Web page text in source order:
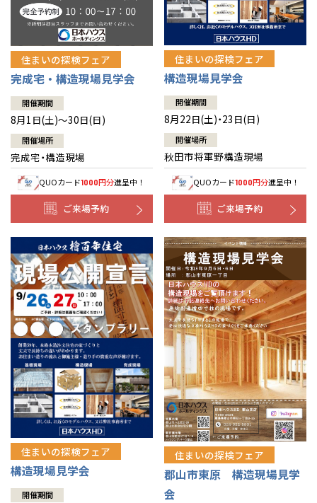
住まいの探検フェア
完成宅・構造現場見学会
開催期間
8月1日(土)～30日(日)
開催場所
完成宅・構造現場
QUOカード1000円分進呈中！
ご来場予約
住まいの探検フェア
構造現場見学会
開催期間
8月22日(土)・23日(日)
開催場所
秋田市将軍野構造現場
QUOカード1000円分進呈中！
ご来場予約
住まいの探検フェア
構造現場見学会
開催期間
住まいの探検フェア
郡山市東原 構造現場見学
会
山口
徳島
高知
鹿児島
長崎
沖縄